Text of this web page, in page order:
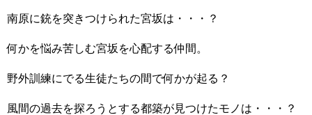
南原に銃を突きつけられた宮坂は・・・？
何かを悩み苦しむ宮坂を心配する仲間。
野外訓練にでる生徒たちの間で何かが起る？
風間の過去を探ろうとする都築が見つけたモノは・・・？